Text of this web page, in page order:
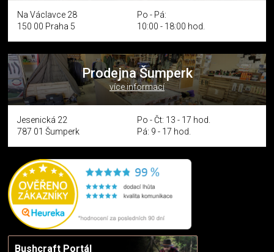
Na Václavce 28
150 00 Praha 5
Po - Pá:
10:00 - 18:00 hod.
Prodejna Šumperk
více informací
Jesenická 22
787 01 Šumperk
Po - Čt: 13 - 17 hod.
Pá: 9 - 17 hod.
Bushcraft Portál